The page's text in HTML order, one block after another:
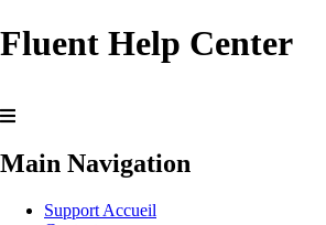
Fluent Help Center
Main Navigation
Support Accueil